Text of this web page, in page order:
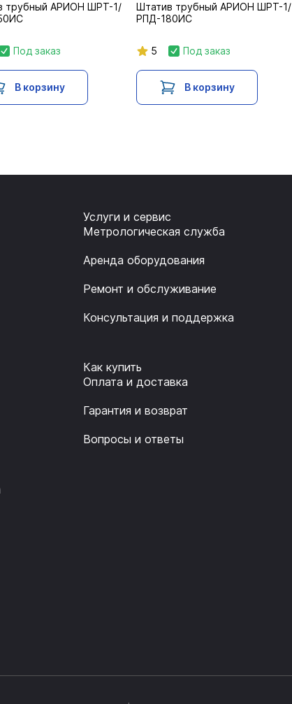
трубный АРИОН ШРТ-1/
Под заказ
В корзину
Штатив трубный АРИОН ШРТ-1/
РПД-180ИС
5 Под заказ
В корзину
Услуги и сервис
Метрологическая служба
Аренда оборудования
Ремонт и обслуживание
Консультация и поддержка
Как купить
Оплата и доставка
Гарантия и возврат
Вопросы и ответы